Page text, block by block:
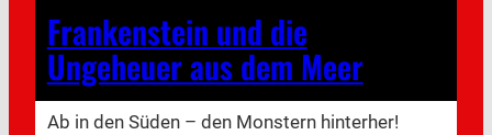
Frankenstein und die
Ungeheuer aus dem Meer
Ab in den Süden – den Monstern hinterher!